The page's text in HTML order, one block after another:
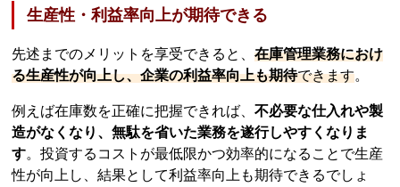
生産性・利益率向上が期待できる
先述までのメリットを享受できると、在庫管理業務におけ
る生産性が向上し、企業の利益率向上も期待できます。
例えば在庫数を正確に把握できれば、不必要な仕入れや製
造がなくなり、無駄を省いた業務を遂行しやすくなりま
す。投資するコストが最低限かつ効率的になることで生産
性が向上し、結果として利益率向上も期待できるでしょ